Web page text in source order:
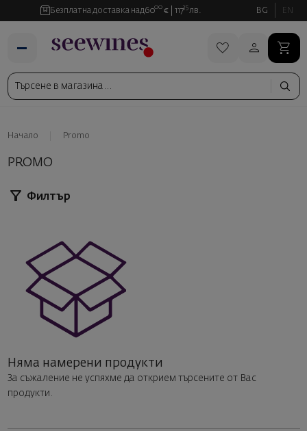
Безплатна доставка над6000 € 11735 лв. BG EN
Начало Promo
PROMO
Филтър
Няма намерени продукти
За съжаление не успяхме да открием търсените от Вас
продукти.